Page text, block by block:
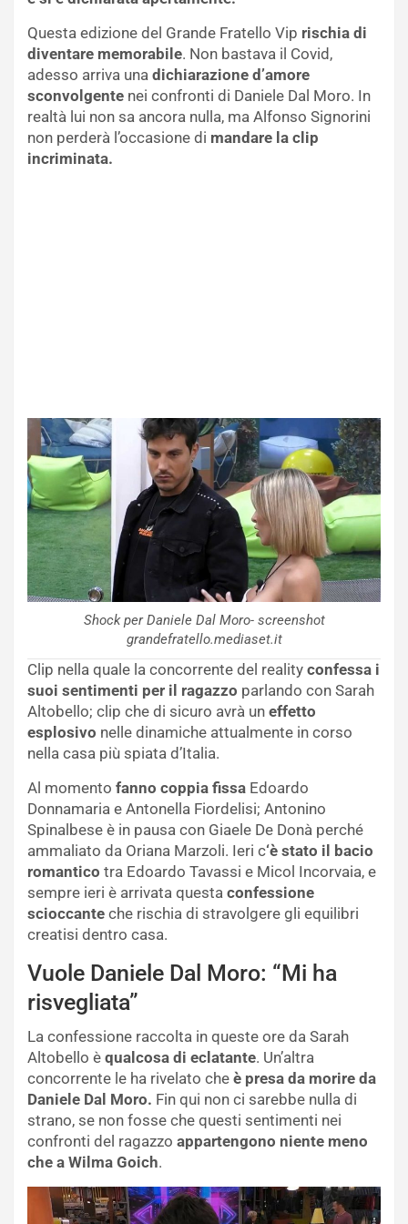
Questa edizione del Grande Fratello Vip rischia di
diventare memorabile. Non bastava il Covid,
adesso arriva una dichiarazione d’amore
sconvolgente nei confronti di Daniele Dal Moro. In
realtà lui non sa ancora nulla, ma Alfonso Signorini
non perderà l’occasione di mandare la clip
incriminata.
Shock per Daniele Dal Moro- screenshot
grandefratello.mediaset.it
Clip nella quale la concorrente del reality confessa i
suoi sentimenti per il ragazzo parlando con Sarah
Altobello; clip che di sicuro avrà un effetto
esplosivo nelle dinamiche attualmente in corso
nella casa più spiata d’Italia.
Al momento fanno coppia fissa Edoardo
Donnamaria e Antonella Fiordelisi; Antonino
Spinalbese è in pausa con Giaele De Donà perché
ammaliato da Oriana Marzoli. Ieri c‘è stato il bacio
romantico tra Edoardo Tavassi e Micol Incorvaia, e
sempre ieri è arrivata questa confessione
scioccante che rischia di stravolgere gli equilibri
creatisi dentro casa.
Vuole Daniele Dal Moro: “Mi ha
risvegliata”
La confessione raccolta in queste ore da Sarah
Altobello è qualcosa di eclatante. Un’altra
concorrente le ha rivelato che è presa da morire da
Daniele Dal Moro. Fin qui non ci sarebbe nulla di
strano, se non fosse che questi sentimenti nei
confronti del ragazzo appartengono niente meno
che a Wilma Goich.